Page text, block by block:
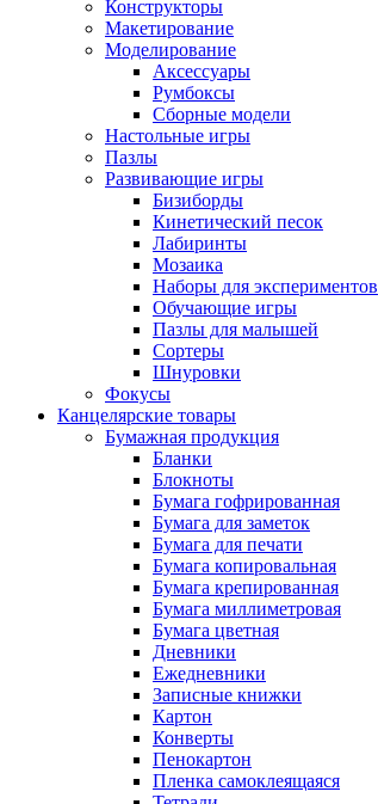
Конструкторы
Макетирование
Моделирование
Аксессуары
Румбоксы
Сборные модели
Настольные игры
Пазлы
Развивающие игры
Бизиборды
Кинетический песок
Лабиринты
Мозаика
Наборы для экспериментов
Обучающие игры
Пазлы для малышей
Сортеры
Шнуровки
Фокусы
Канцелярские товары
Бумажная продукция
Бланки
Блокноты
Бумага гофрированная
Бумага для заметок
Бумага для печати
Бумага копировальная
Бумага крепированная
Бумага миллиметровая
Бумага цветная
Дневники
Ежедневники
Записные книжки
Картон
Конверты
Пенокартон
Пленка самоклеящаяся